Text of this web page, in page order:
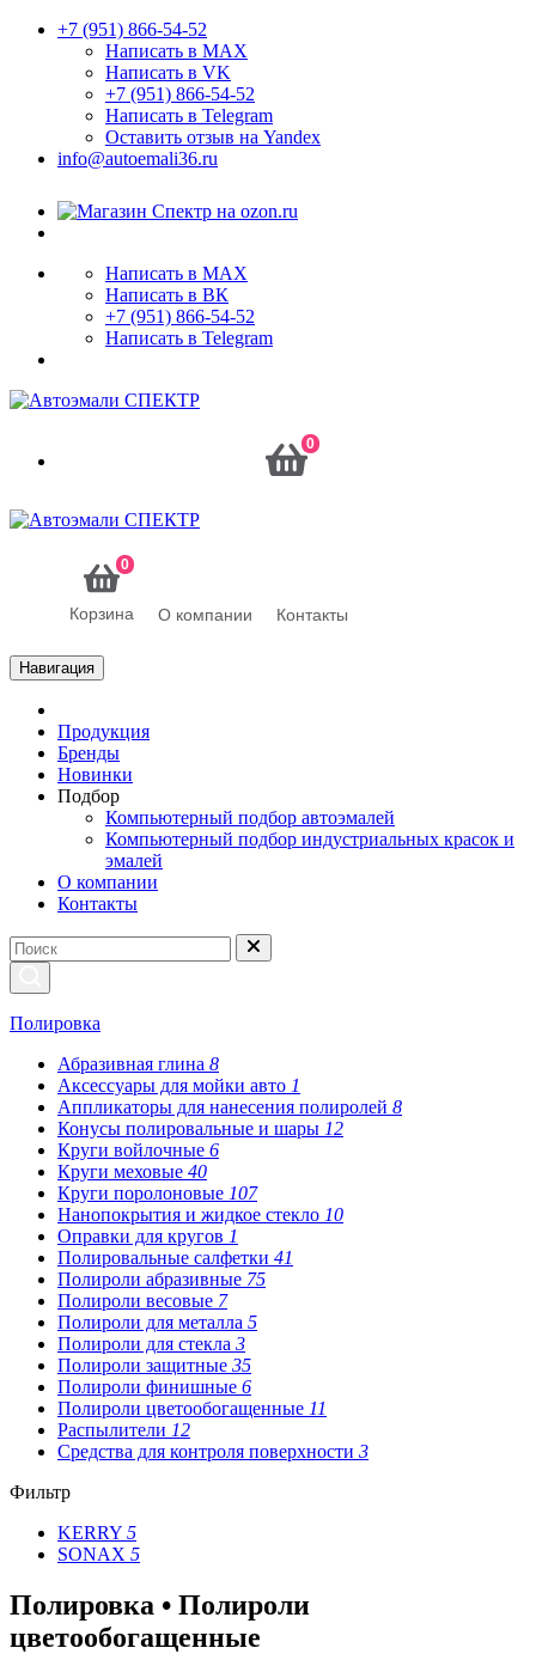
+7 (951) 866-54-52
Написать в MAX
Написать в VK
+7 (951) 866-54-52
Написать в Telegram
Оставить отзыв на Yandex
info@autoemali36.ru
Написать в MAX
Написать в ВК
+7 (951) 866-54-52
Написать в Telegram
0
0
Корзина О компании Контакты
Навигация
Продукция
Бренды
Новинки
Подбор
Компьютерный подбор автоэмалей
Компьютерный подбор индустриальных красок и
эмалей
О компании
Контакты
Полировка
Абразивная глина 8
Аксессуары для мойки авто 1
Аппликаторы для нанесения полиролей 8
Конусы полировальные и шары 12
Круги войлочные 6
Круги меховые 40
Круги поролоновые 107
Нанопокрытия и жидкое стекло 10
Оправки для кругов 1
Полировальные салфетки 41
Полироли абразивные 75
Полироли весовые 7
Полироли для металла 5
Полироли для стекла 3
Полироли защитные 35
Полироли финишные 6
Полироли цветообогащенные 11
Распылители 12
Средства для контроля поверхности 3
Фильтр
KERRY 5
SONAX 5
Полировка • Полироли
цветообогащенные